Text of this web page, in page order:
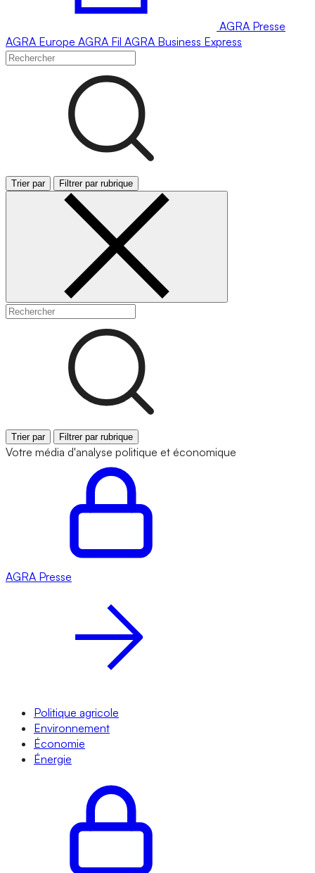
AGRA Presse
AGRA Europe AGRA Fil AGRA Business Express
Trier par Filtrer par rubrique
Trier par Filtrer par rubrique
Votre média d'analyse politique et économique
AGRA Presse
Politique agricole
Environnement
Économie
Énergie